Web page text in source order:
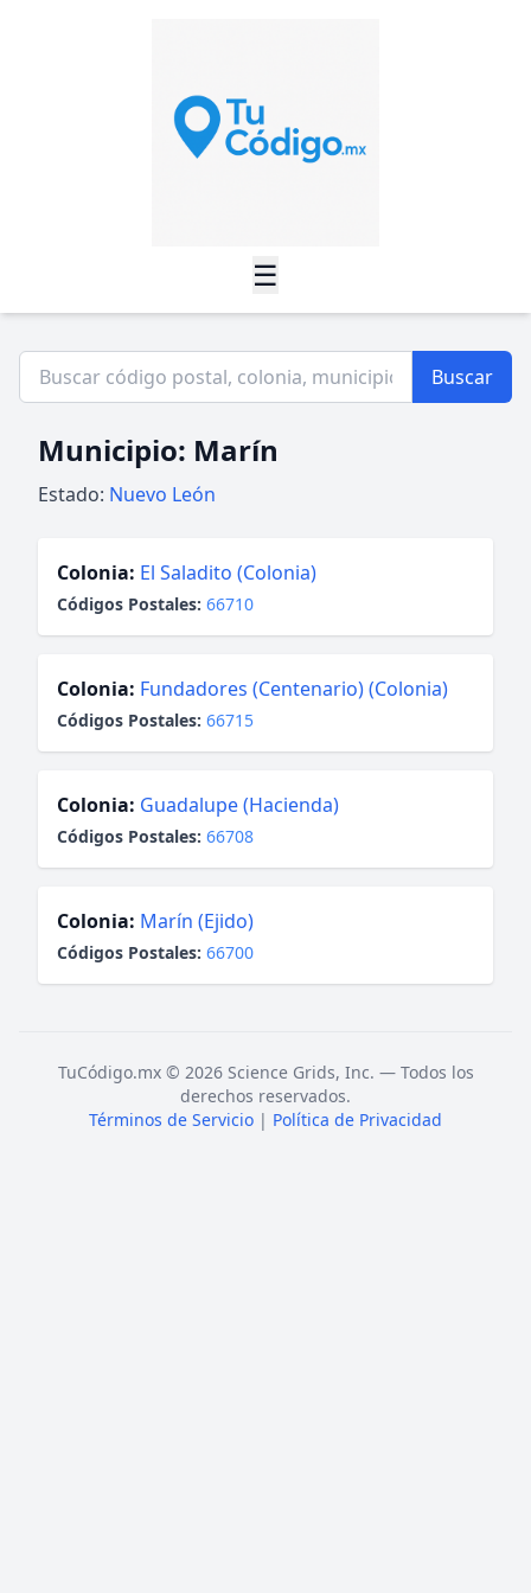
☰
Buscar
Municipio: Marín
Estado: Nuevo León
Colonia: El Saladito (Colonia)
Códigos Postales: 66710
Colonia: Fundadores (Centenario) (Colonia)
Códigos Postales: 66715
Colonia: Guadalupe (Hacienda)
Códigos Postales: 66708
Colonia: Marín (Ejido)
Códigos Postales: 66700
TuCódigo.mx © 2026 Science Grids, Inc. — Todos los
derechos reservados.
Términos de Servicio | Política de Privacidad